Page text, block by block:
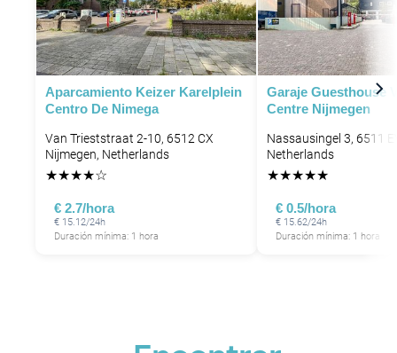
Aparcamiento Keizer Karelplein
Centro De Nimega
Van Trieststraat 2-10, 6512 CX
Nijmegen, Netherlands
★★★★☆
€ 2.7/hora
€ 15.12/24h
Duración mínima: 1 hora
Garaje Guesthouse
Centre Nijmegen
Nassausingel 3, 6511
Netherlands
★★★★★
€ 0.5/hora
€ 15.62/24h
Duración mínima: 1 hora